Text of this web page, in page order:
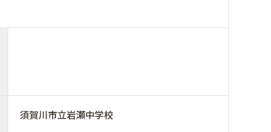
須賀川市立岩瀬中学校